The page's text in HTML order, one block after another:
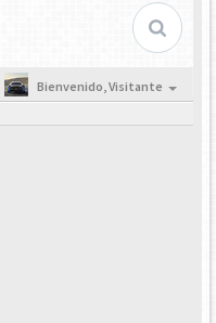
Bienvenido,Visitante